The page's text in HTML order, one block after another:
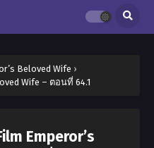
Beloved Wife ›
Wife – ตอนที่ 64.1
Emperor’s